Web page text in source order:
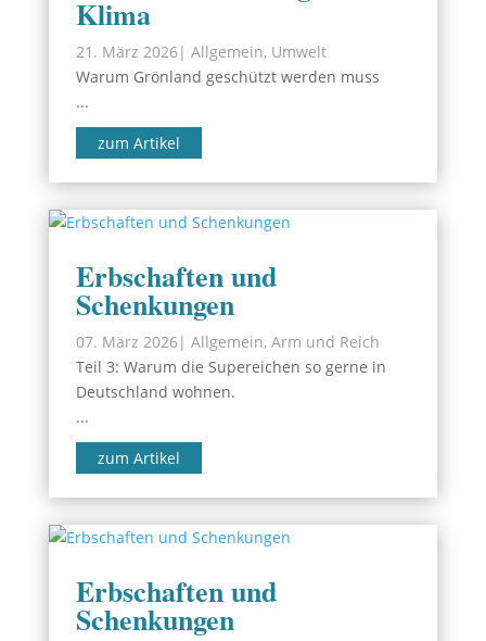
Klima
21. März 2026| Allgemein, Umwelt
Warum Grönland geschützt werden muss
...
zum Artikel
Erbschaften und
Schenkungen
07. März 2026| Allgemein, Arm und Reich
Teil 3: Warum die Supereichen so gerne in
Deutschland wohnen.
...
zum Artikel
Erbschaften und
Schenkungen